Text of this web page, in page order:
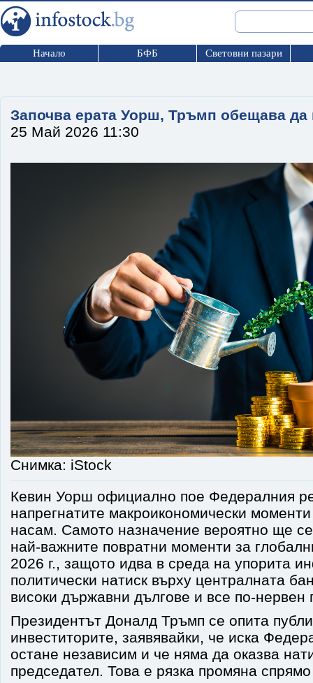
Начало БФБ Световни пазари
Започва ерата Уорш, Тръмп обещава да
25 Май 2026 11:30
Снимка: iStock
Кевин Уорш официално пое Федералния
напрегнатите макроикономически
насам. Самото назначение вероятно ще
най-важните повратни моменти за
2026 г., защото идва в среда на упорита
политически натиск върху централната
високи държавни дългове и все по-нервен
Президентът Доналд Тръмп се опита
инвеститорите, заявявайки, че иска
остане независим и че няма да оказва
председател. Това е рязка промяна